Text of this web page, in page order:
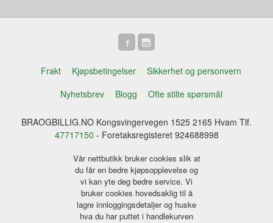
Frakt Kjøpsbetingelser
Sikkerhet og personvern
Nyhetsbrev
Blogg Ofte stilte spørsmål
BRAOGBILLIG.NO Kongsvingervegen 1525 2165 Hvam Tlf.
47717150 - Foretaksregisteret 924688998
Vår nettbutikk bruker cookies slik at
du får en bedre kjøpsopplevelse og
vi kan yte deg bedre service. Vi
bruker cookies hovedsaklig til å
lagre innloggingsdetaljer og huske
hva du har puttet i handlekurven